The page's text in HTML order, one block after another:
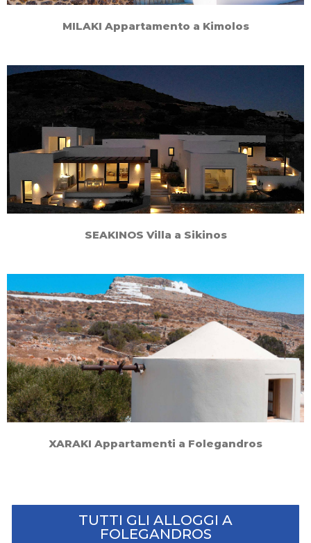
MILAKI Appartamento a Kimolos
SEAKINOS Villa a Sikinos
XARAKI Appartamenti a Folegandros
TUTTI GLI ALLOGGI A
FOLEGANDROS